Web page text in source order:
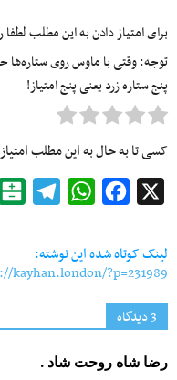
برای امتیاز دادن به این مطلب
توجه: وقتی با ماوس روی ستاره‌ها
پنج ستاره زرد یعنی پنج امتیاز!
کسی تا به حال به این مطلب
Facebook
WhatsApp
لینک کوتاه شده این نوشته:
kayhan.london/?p=231989
3 دیدگاه‌
رضا شاه روحت شاد .